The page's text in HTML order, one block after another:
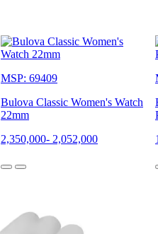
MSP: 69409
Bulova Classic Women's Watch
22mm
2,350,000- 2,052,000